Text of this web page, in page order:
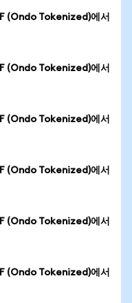
(Ondo Tokenized)에서
(Ondo Tokenized)에서
(Ondo Tokenized)에서
(Ondo Tokenized)에서
(Ondo Tokenized)에서
(Ondo Tokenized)에서